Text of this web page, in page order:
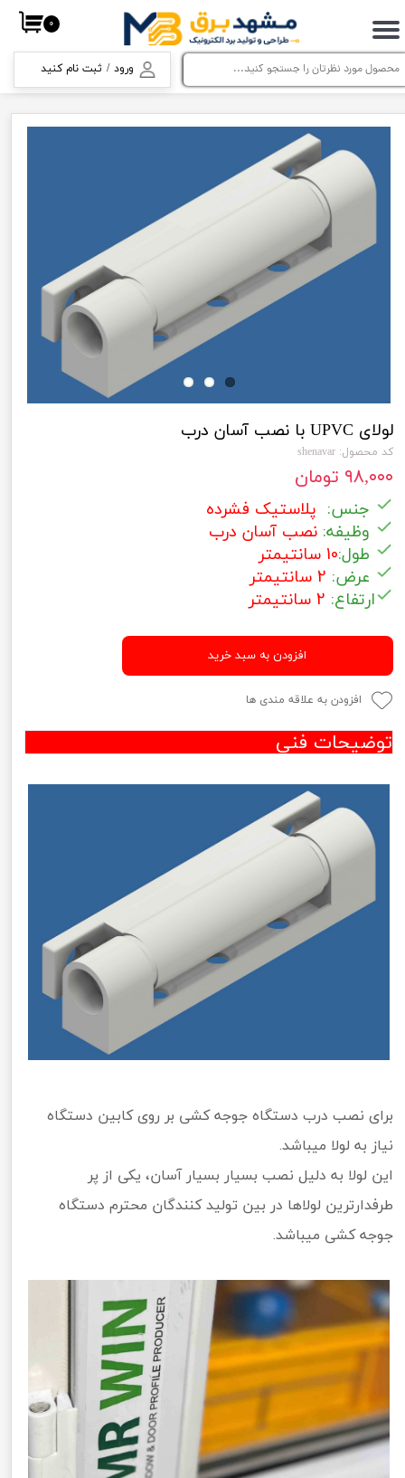
ورود / ثبت نام کنید
حساب کاربری من
تغییر گذر واژه
سفارشات
خروج از حساب کاربری
۰
لولای UPVC با نصب آسان درب
کد محصول: shenavar
۹۸,۰۰۰ تومان
جنس: پلاستیک فشرده
وظیفه: نصب آسان درب
طول:10 سانتیمتر
عرض: 2 سانتیمتر
ارتفاع: 2 سانتیمتر
افزودن به سبد خرید
افزودن به علاقه مندی ها
توضیحات فنی
برای نصب درب دستگاه جوجه کشی بر روی کابین دستگاه
نیاز به لولا میباشد.
این لولا به دلیل نصب بسیار بسیار آسان، یکی از پر
طرفدارترین لولاها در بین تولید کنندگان محترم دستگاه
جوجه کشی میباشد.